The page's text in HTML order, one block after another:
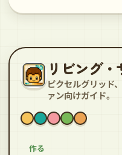
リビング
ピクセルグリッド
ァン向けガイド。
作る